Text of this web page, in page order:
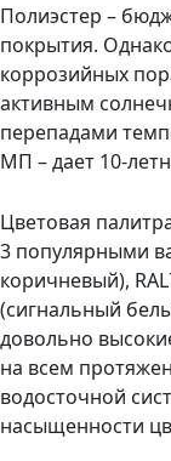
Полиэстер –
покрытия.
коррозийных
активным
перепадами
МП – дает 10-
Цветовая
3 популярными
коричневый),
(сигнальный
довольно
на всем
водосточной
насыщенности